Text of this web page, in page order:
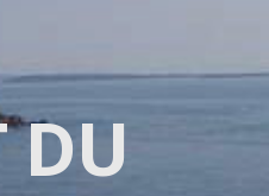
DU